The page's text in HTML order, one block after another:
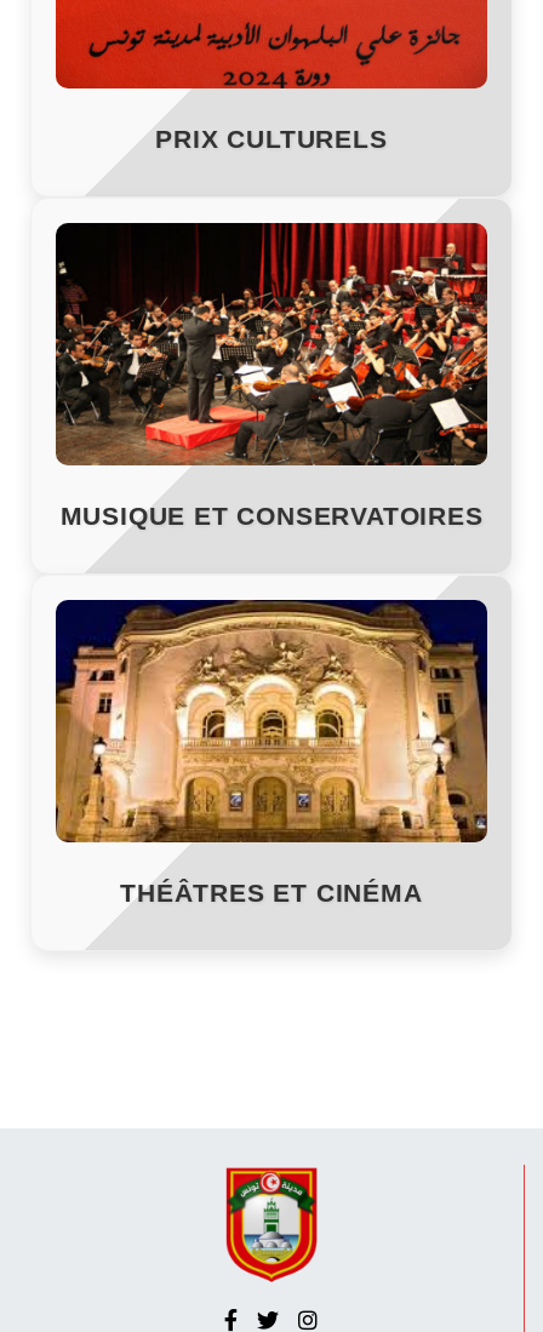
PRIX CULTURELS
MUSIQUE ET CONSERVATOIRES
THÉÂTRES ET CINÉMA